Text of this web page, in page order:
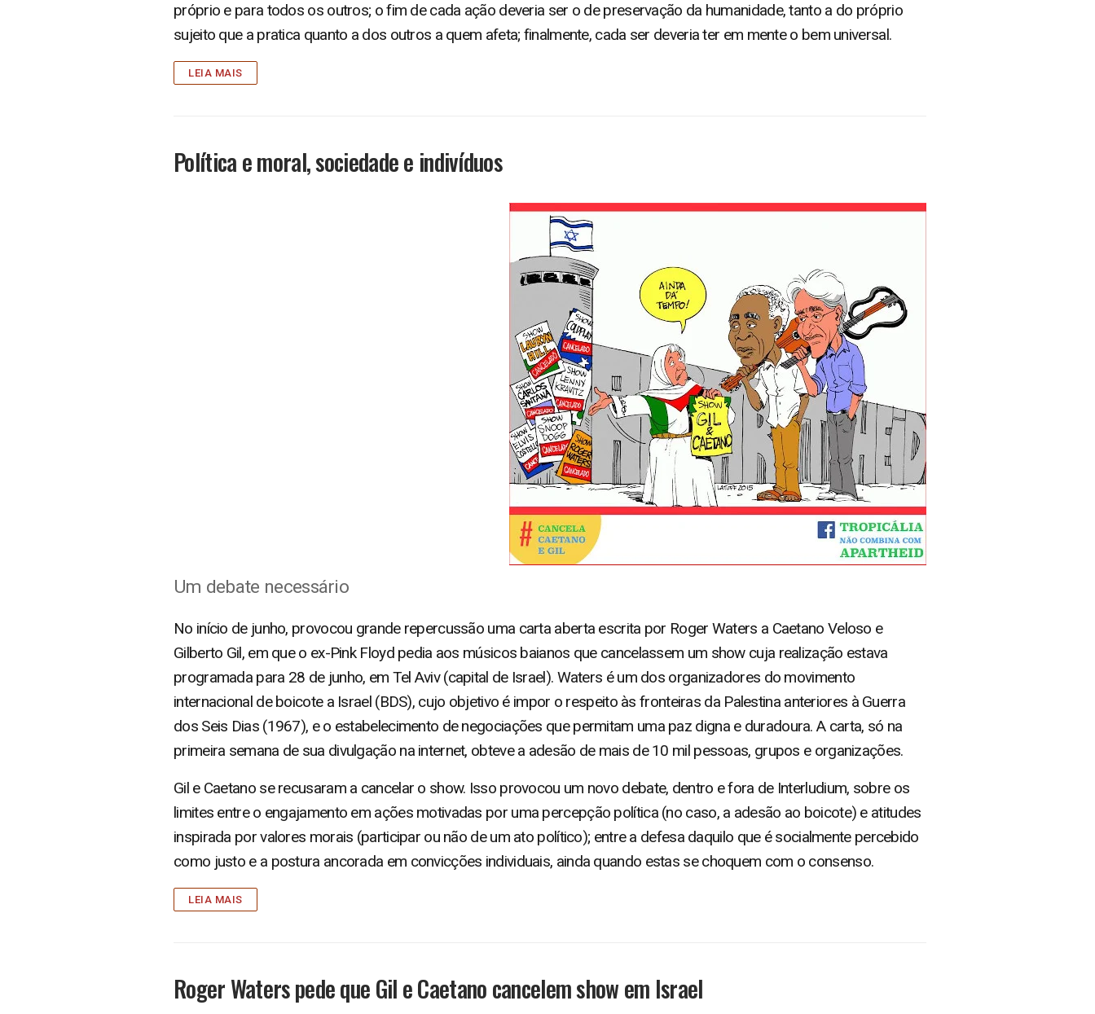
próprio e para todos os outros; o fim de cada ação deveria ser o de preservação da humanidade, tanto a do próprio
sujeito que a pratica quanto a dos outros a quem afeta; finalmente, cada ser deveria ter em mente o bem universal.
LEIA MAIS
Política e moral, sociedade e indivíduos
Um debate necessário
No início de junho, provocou grande repercussão uma carta aberta escrita por Roger Waters a Caetano Veloso e
Gilberto Gil, em que o ex-Pink Floyd pedia aos músicos baianos que cancelassem um show cuja realização estava
programada para 28 de junho, em Tel Aviv (capital de Israel). Waters é um dos organizadores do movimento
internacional de boicote a Israel (BDS), cujo objetivo é impor o respeito às fronteiras da Palestina anteriores à Guerra
dos Seis Dias (1967), e o estabelecimento de negociações que permitam uma paz digna e duradoura. A carta, só na
primeira semana de sua divulgação na internet, obteve a adesão de mais de 10 mil pessoas, grupos e organizações.
Gil e Caetano se recusaram a cancelar o show. Isso provocou um novo debate, dentro e fora de Interludium, sobre os
limites entre o engajamento em ações motivadas por uma percepção política (no caso, a adesão ao boicote) e atitudes
inspirada por valores morais (participar ou não de um ato político); entre a defesa daquilo que é socialmente percebido
como justo e a postura ancorada em convicções individuais, ainda quando estas se choquem com o consenso.
LEIA MAIS
Roger Waters pede que Gil e Caetano cancelem show em Israel